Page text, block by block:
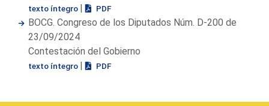
texto íntegro | PDF
BOCG. Congreso de los Diputados Núm. D-200 de
23/09/2024
Contestación del Gobierno
texto íntegro | PDF